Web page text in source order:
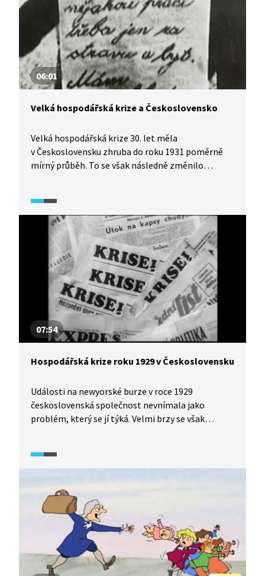
06:01
Velká hospodářská krize a Československo
Velká hospodářská krize 30. let měla
v Československu zhruba do roku 1931 poměrně
mírný průběh. To se však následně změnilo
sociálních opatření, jako byly např. tzv.
žebračenky, bezplatné příděly potravin
pro nejpotřebnější. Hospodářská krize a nástup
Hitlera k moci v Německu v roce 1933 zásadně
prohloubily problém sudetoněmecké menšiny
v Československu.
07:54
Hospodářská krize roku 1929 v Československu
Události na newyorské burze v roce 1929
československá společnost nevnímala jako
problém, který se jí týká. Velmi brzy se však
všeobecně rozšířenému přesvědčení o lesku první
československé hospodářství z krize
nevzpamatovalo.